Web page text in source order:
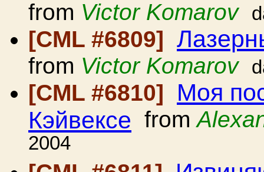
from Victor Komarov
[CML #6809]
from Victor Komarov
[CML #6810] Моя
Кэйвексе from
2004